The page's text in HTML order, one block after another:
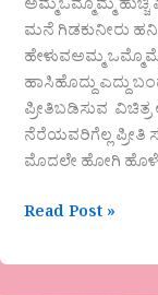
ಅಮ್ಮಒಮ್ಮೊಮ್ಮೆ ಹುಚ್ಚಿ
ಮನೆ ಗಿಡಕುನೀರು
ಹೇಳುವಅಮ್ಮ
ಹಾಸಿಹೊದ್ದು ಎದ್ದು
ಪ್ರೀತಿಬಡಿಸುವ ವಿಚಿತ್ರ
ನೆರೆಯವರಿಗೆಲ್ಲ ಪ್ರೀತಿ
ಮೊದಲೇ ಹೋಗಿ
Read Post »